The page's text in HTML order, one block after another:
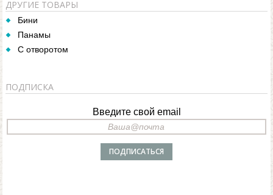
ДРУГИЕ ТОВАРЫ
Бини
Панамы
С отворотом
ПОДПИСКА
Введите свой email